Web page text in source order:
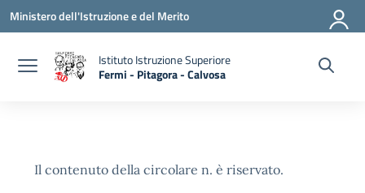
Vai ai contenuti
Vai al menu di navigazione
Vai al footer
Ministero dell'Istruzione e del Merito
Istituto Istruzione Superiore
Fermi - Pitagora - Calvosa
— Visita la pagina iniziale della scuola
Il contenuto della circolare n. è riservato.